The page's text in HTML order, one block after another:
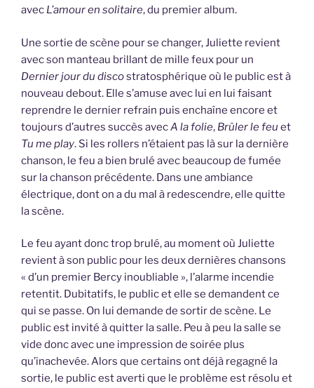
avec L’amour en solitaire, du premier album.
Une sortie de scène pour se changer, Juliette revient
avec son manteau brillant de mille feux pour un
Dernier jour du discostratosphérique où le public est à
nouveau debout. Elle s’amuse avec lui en lui faisant
reprendre le dernier refrain puis enchaîne encore et
toujours d’autres succès avecA la folie, Brûler le feu et
Tu me play. Si les rollers n’étaient pas là sur la dernière
chanson, le feu a bien brulé avec beaucoup de fumée
sur la chanson précédente. Dans une ambiance
électrique, dont on a du mal à redescendre, elle quitte
la scène.
Le feu ayant donc trop brulé, au moment où Juliette
revient à son public pour les deux dernières chansons
« d’un premier Bercy inoubliable », l’alarme incendie
retentit. Dubitatifs, le public et elle se demandent ce
qui se passe. On lui demande de sortir de scène. Le
public est invité à quitter la salle. Peu à peu la salle se
vide donc avec une impression de soirée plus
qu’inachevée. Alors que certains ont déjà regagné la
sortie, le public est averti que le problème est résolu et